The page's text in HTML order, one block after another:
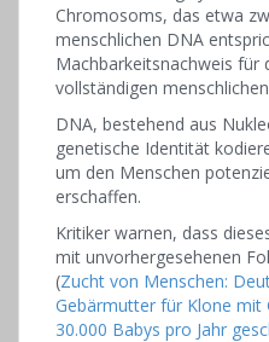
Chromosoms, das etwa
menschlichen DNA
Machbarkeitsnachweis für
vollständigen
DNA, bestehend aus
genetische Identität
um den Menschen
erschaffen.
Kritiker warnen, dass
mit unvorhergesehenen
(Zucht von Menschen:
Gebärmutter für Klone mit
30.000 Babys pro Jahr